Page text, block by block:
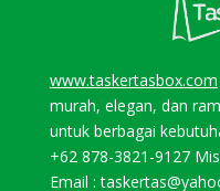
www.taskertasbox.com
murah, elegan, dan
untuk berbagai
+62 878-3821-9127
Email :